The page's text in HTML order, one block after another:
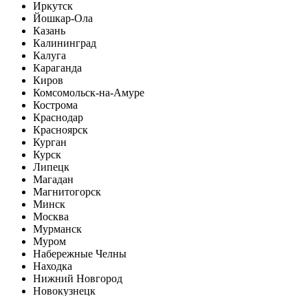
Иркутск
Йошкар-Ола
Казань
Калининград
Калуга
Караганда
Киров
Комсомольск-на-Амуре
Кострома
Краснодар
Красноярск
Курган
Курск
Липецк
Магадан
Магнитогорск
Минск
Москва
Мурманск
Муром
Набережные Челны
Находка
Нижний Новгород
Новокузнецк